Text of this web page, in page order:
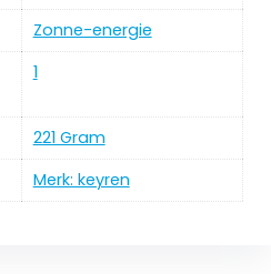
‎Zonne-energie
‎1
‎221 Gram
Merk: keyren